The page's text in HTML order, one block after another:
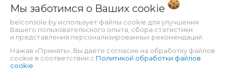
СПЕЦПРЕДЛОЖЕНИЯ
Оплата банковской картой
Условия возврата цифрового товара
Мы заботимся о Ваших cookie
belconsole.by использует файлы cookie для улучшения
Вашего пользовательского опыта, сбора статистики
и представления персонализированных рекомендаций.
Нажав «Принять», Вы даете согласие на обработку файлов
cookie в соответствии с Политикой обработки файлов
cookie